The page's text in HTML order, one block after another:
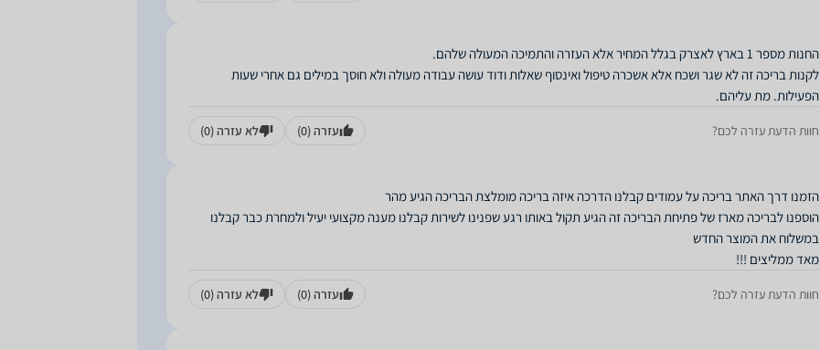
לקנות בריכה זה לא שגר ושכח אלא אשכרה טיפול ואינסוף שאלות ודוד עושה עבודה מעולה ולא חוסך במילים גם אחרי שעות
הפעילות. מת עליהם.
חוות הדעת עזרה לכם? עזרה(0) לא עזרה(0)
הוספנו לבריכה מארז של פתיחת הבריכה זה הגיע תקול באותו רגע שפנינו לשירות קבלנו מענה מקצועי יעיל ולמחרת כבר קבלנו
מאד ממליצים !!!
חוות הדעת עזרה לכם? עזרה(0) לא עזרה(0)